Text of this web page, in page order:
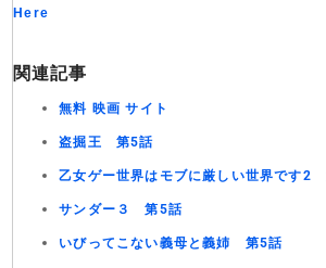
Here
関連記事
無料 映画 サイト
盗掘王 第5話
乙女ゲー世界はモブに厳しい世界です2
サンダー３ 第5話
いびってこない義母と義姉 第5話